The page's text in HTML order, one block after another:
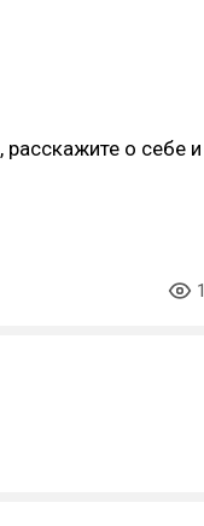
, расскажите о себе и